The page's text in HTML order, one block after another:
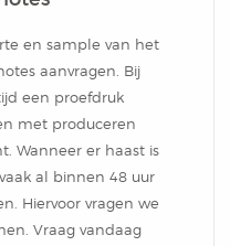
en sample van het
aanvragen. Bij
een proefdruk
met produceren
Wanneer er haast is
al binnen 48 uur
Hiervoor vragen we
Vraag vandaag